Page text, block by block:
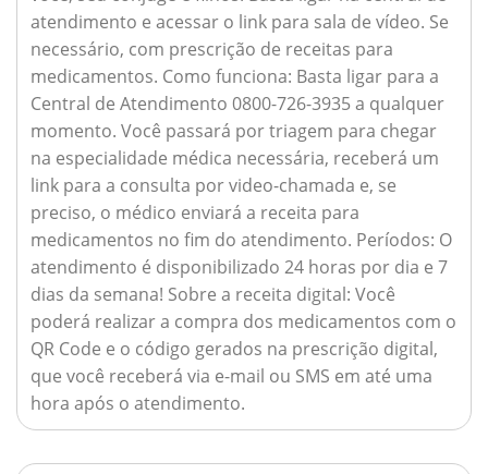
atendimento e acessar o link para sala de vídeo. Se
necessário, com prescrição de receitas para
medicamentos. Como funciona: Basta ligar para a
Central de Atendimento 0800-726-3935 a qualquer
momento. Você passará por triagem para chegar
na especialidade médica necessária, receberá um
link para a consulta por video-chamada e, se
preciso, o médico enviará a receita para
medicamentos no fim do atendimento. Períodos: O
atendimento é disponibilizado 24 horas por dia e 7
dias da semana! Sobre a receita digital: Você
poderá realizar a compra dos medicamentos com o
QR Code e o código gerados na prescrição digital,
que você receberá via e-mail ou SMS em até uma
hora após o atendimento.